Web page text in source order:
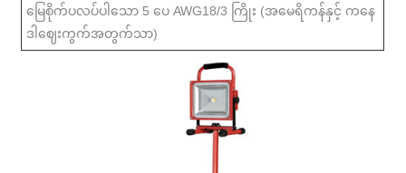
မြေစိုက်ပလပ်ပါသော 5 ပေ AWG18/3 ကြိုး (အမေရိကန်နှင့် ကနေ
ဒါဈေးကွက်အတွက်သာ)